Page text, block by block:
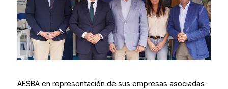
AESBA en representación de sus empresas asociadas